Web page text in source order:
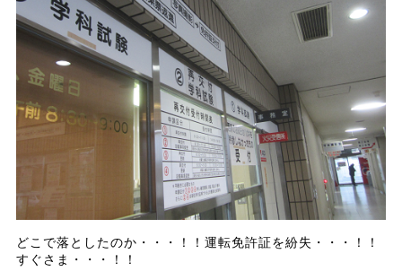
どこで落としたのか・・・！！運転免許証を紛失・・・！！
すぐさま・・・！！